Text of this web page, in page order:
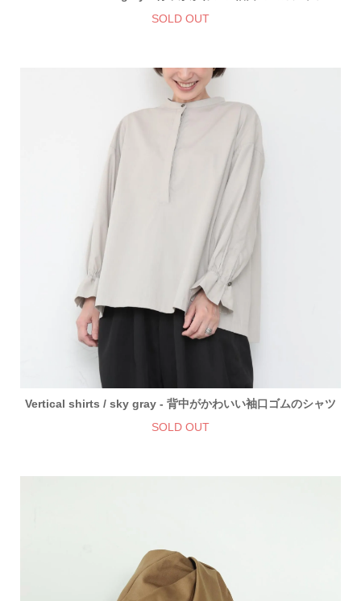
SOLD OUT
Vertical shirts / sky gray - 背中がかわいい袖口ゴムのシャツ
SOLD OUT